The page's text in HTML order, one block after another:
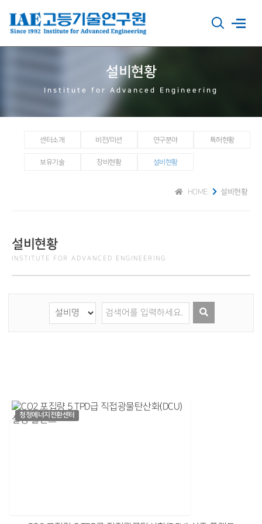
설비현황
Institute for Advanced Engineering
센터소개 비전/미션 연구분야 특허현황
보유기술 장비현황 설비현황
설비현황
HOME
설비현황
INSTITUTE FOR ADVANCED ENGINEERING
청정에너지전환센터